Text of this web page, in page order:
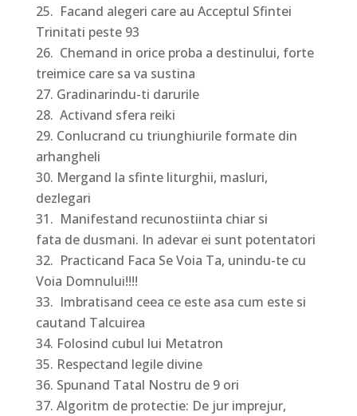
Facand alegeri care au Acceptul Sfintei
Trinitati peste 93
Chemand in orice proba a destinului, forte
treimice care sa va sustina
Gradinarindu-ti darurile
Activand sfera reiki
Conlucrand cu triunghiurile formate din
arhangheli
Mergand la sfinte liturghii, masluri,
dezlegari
Manifestand recunostiinta chiar si
fata de dusmani. In adevar ei sunt potentatori
Practicand Faca Se Voia Ta, unindu-te cu
Voia Domnului!!!!
Imbratisand ceea ce este asa cum este si
cautand Talcuirea
Folosind cubul lui Metatron
Respectand legile divine
Spunand Tatal Nostru de 9 ori
Algoritm de protectie: De jur imprejur,